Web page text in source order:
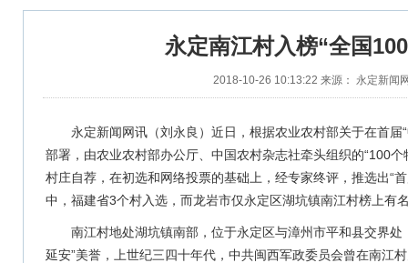
永定南江村入榜“全国
2018-10-26 10:13:22 来源： 永定新闻
永定新闻网讯（刘永良）近日，根据农业农村部关于在首届
部署，由农业农村部办公厅、中国农村杂志社牵头组织的“100
村庄自荐，在初选和网络投票的基础上，经专家终评，推选出“
中，福建省3个村入选，而龙岩市仅永定区湖坑镇南江村榜上有
南江村地处湖坑镇南部，位于永定区与漳州市平和县交界
延安”美誉，上世纪三四十年代，中共闽西军政委员会曾在南江